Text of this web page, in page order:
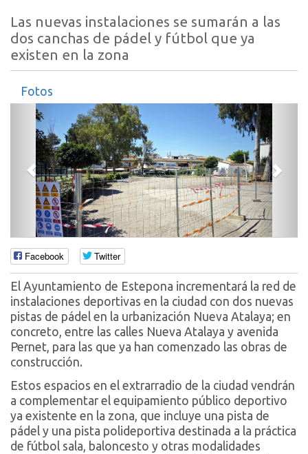
Las nuevas instalaciones se sumarán a las
dos canchas de pádel y fútbol que ya
existen en la zona
Fotos
Anterior
Facebook Twitter
El Ayuntamiento de Estepona incrementará la red de
instalaciones deportivas en la ciudad con dos nuevas
pistas de pádel en la urbanización Nueva Atalaya; en
concreto, entre las calles Nueva Atalaya y avenida
Pernet, para las que ya han comenzado las obras de
construcción.
Estos espacios en el extrarradio de la ciudad vendrán
a complementar el equipamiento público deportivo
ya existente en la zona, que incluye una pista de
pádel y una pista polideportiva destinada a la práctica
de fútbol sala, baloncesto y otras modalidades